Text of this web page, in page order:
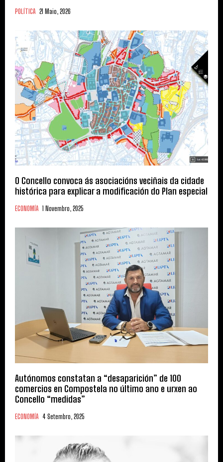
POLÍTICA 21 Maio, 2026
O Concello convoca ás asociacións veciñais da cidade
histórica para explicar a modificación do Plan especial
ECONOMÍA 1 Novembro, 2025
Autónomos constatan a “desaparición” de 100
comercios en Compostela no último ano e urxen ao
Concello “medidas”
ECONOMÍA 4 Setembro, 2025